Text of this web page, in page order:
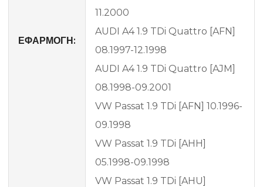
ΕΦΑΡΜΟΓΗ:
11.2000
AUDI A4 1.9 TDi Quattro [AFN]
08.1997-12.1998
AUDI A4 1.9 TDi Quattro [AJM]
08.1998-09.2001
VW Passat 1.9 TDi [AFN] 10.1996-
09.1998
VW Passat 1.9 TDi [AHH]
05.1998-09.1998
VW Passat 1.9 TDi [AHU]